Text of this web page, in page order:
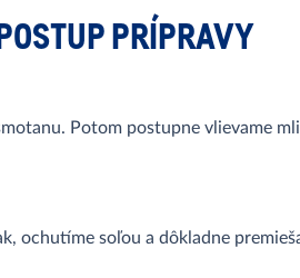
PRÍPRAVY
Potom postupne vlievame
ochutíme soľou a dôkladne